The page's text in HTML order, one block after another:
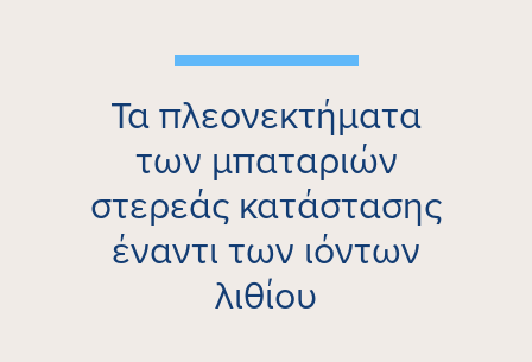
Τα πλεονεκτήματα
των μπαταριών
στερεάς κατάστασης
έναντι των ιόντων
λιθίου